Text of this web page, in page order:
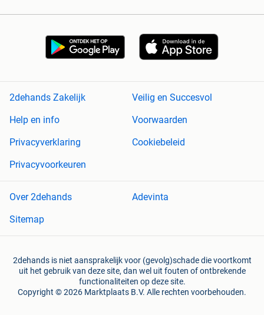
2dehands Zakelijk
Veilig en Succesvol
Help en info
Voorwaarden
Privacyverklaring
Cookiebeleid
Privacyvoorkeuren
Over 2dehands
Adevinta
Sitemap
2dehands is niet aansprakelijk voor (gevolg)schade die voortkomt
uit het gebruik van deze site, dan wel uit fouten of ontbrekende
functionaliteiten op deze site.
Copyright © 2026 Marktplaats B.V. Alle rechten voorbehouden.